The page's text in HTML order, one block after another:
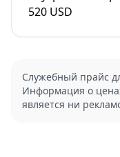
520 USD
Служебный прайс
Информация о
является ни